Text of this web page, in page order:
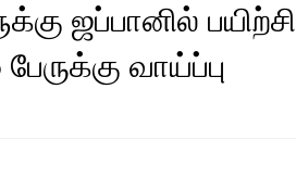
ஜப்பானில் பயிற்சி
வாய்ப்பு